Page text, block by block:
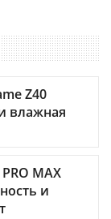
Z40
влажная
MAX
и